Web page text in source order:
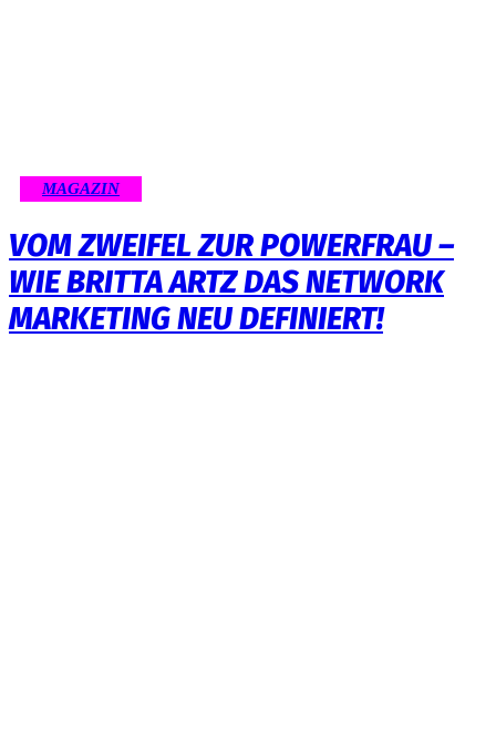
MAGAZIN
VOM ZWEIFEL ZUR POWERFRAU –
WIE BRITTA ARTZ DAS NETWORK
MARKETING NEU DEFINIERT!